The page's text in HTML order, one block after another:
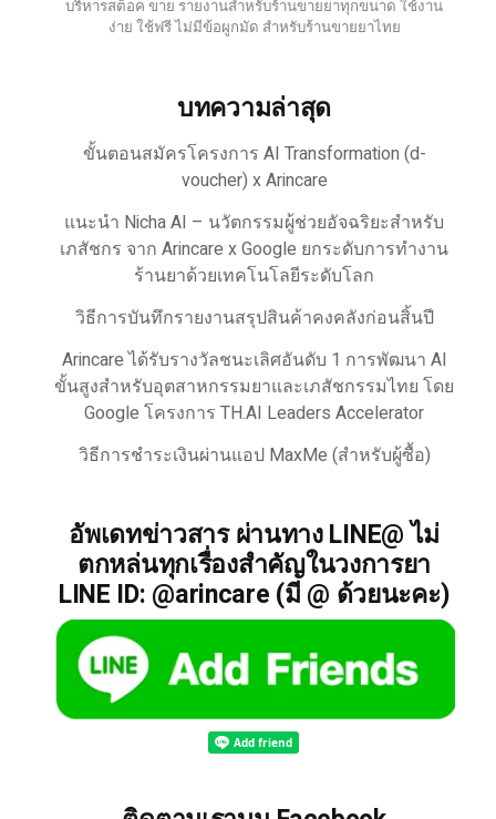
บริหารสต็อค ขาย รายงานสำหรับร้านขายยาทุกขนาด ใช้งาน
ง่าย ใช้ฟรี ไม่มีข้อผูกมัด สำหรับร้านขายยาไทย
บทความล่าสุด
ขั้นตอนสมัครโครงการ AI Transformation (d-
voucher) x Arincare
แนะนำ Nicha AI – นวัตกรรมผู้ช่วยอัจฉริยะสำหรับ
เภสัชกร จาก Arincare x Google ยกระดับการทำงาน
ร้านยาด้วยเทคโนโลยีระดับโลก
วิธีการบันทึกรายงานสรุปสินค้าคงคลังก่อนสิ้นปี
Arincare ได้รับรางวัลชนะเลิศอันดับ 1 การพัฒนา AI
ขั้นสูงสำหรับอุตสาหกรรมยาและเภสัชกรรมไทย โดย
Google โครงการ TH.AI Leaders Accelerator
วิธีการชำระเงินผ่านแอป MaxMe (สำหรับผู้ซื้อ)
อัพเดทข่าวสาร ผ่านทาง LINE@ ไม่
ตกหล่นทุกเรื่องสำคัญในวงการยา
LINE ID: @arincare (มี @ ด้วยนะคะ)